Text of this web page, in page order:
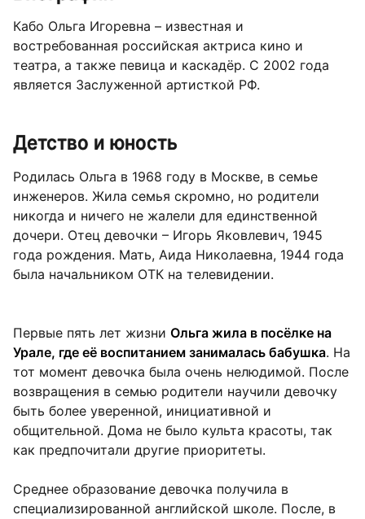
Кабо Ольга Игоревна – известная и
востребованная российская актриса кино и
театра, а также певица и каскадёр. С 2002 года
является Заслуженной артисткой РФ.
Детство и юность
Родилась Ольга в 1968 году в Москве, в семье
инженеров. Жила семья скромно, но родители
никогда и ничего не жалели для единственной
дочери. Отец девочки – Игорь Яковлевич, 1945
года рождения. Мать, Аида Николаевна, 1944 года
была начальником ОТК на телевидении.
Первые пять лет жизни Ольга жила в посёлке на
Урале, где её воспитанием занималась бабушка. На
тот момент девочка была очень нелюдимой. После
возвращения в семью родители научили девочку
быть более уверенной, инициативной и
общительной. Дома не было культа красоты, так
как предпочитали другие приоритеты.
Среднее образование девочка получила в
специализированной английской школе. После, в